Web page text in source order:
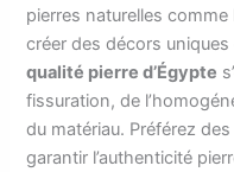
pierres naturelles
créer des décors
qualité pierre d’Égypte
fissuration, de
du matériau. Préférez
garantir l’authenticité